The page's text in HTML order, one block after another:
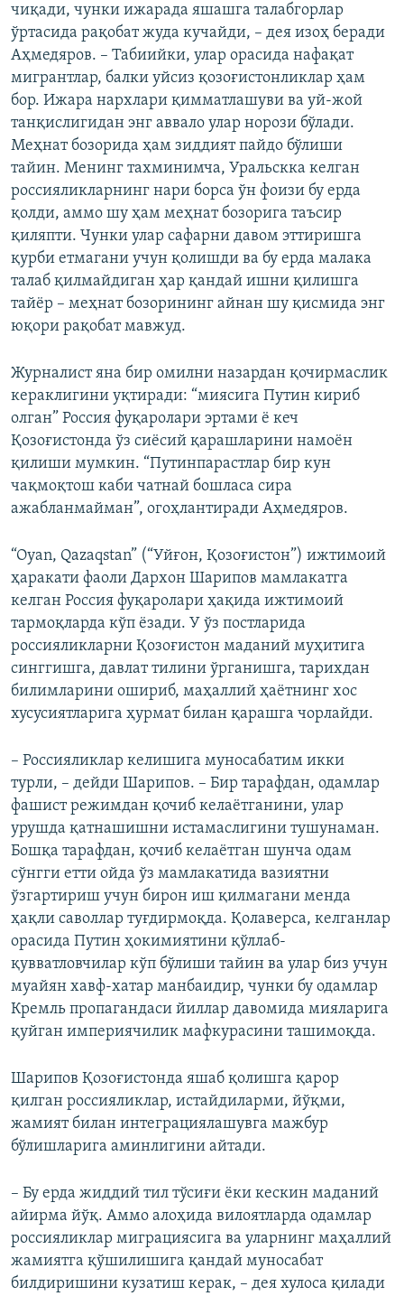
чиқади, чунки ижарада яшашга талабгорлар
ўртасида рақобат жуда кучайди, – дея изоҳ беради
Аҳмедяров. – Табиийки, улар орасида нафақат
мигрантлар, балки уйсиз қозоғистонликлар ҳам
бор. Ижара нархлари қимматлашуви ва уй-жой
танқислигидан энг аввало улар норози бўлади.
Меҳнат бозорида ҳам зиддият пайдо бўлиши
тайин. Менинг тахминимча, Уральскка келган
россияликларнинг нари борса ўн фоизи бу ерда
қолди, аммо шу ҳам меҳнат бозорига таъсир
қиляпти. Чунки улар сафарни давом эттиришга
қурби етмагани учун қолишди ва бу ерда малака
талаб қилмайдиган ҳар қандай ишни қилишга
тайёр – меҳнат бозорининг айнан шу қисмида энг
юқори рақобат мавжуд.
Журналист яна бир омилни назардан қочирмаслик
кераклигини уқтиради: “миясига Путин кириб
олган” Россия фуқаролари эртами ё кеч
Қозоғистонда ўз сиёсий қарашларини намоён
қилиши мумкин. “Путинпарастлар бир кун
чақмоқтош каби чатнай бошласа сира
ажабланмайман”, огоҳлантиради Аҳмедяров.
“Oyan, Qazaqstan” (“Уйғон, Қозоғистон”) ижтимоий
ҳаракати фаоли Дархон Шарипов мамлакатга
келган Россия фуқаролари ҳақида ижтимоий
тармоқларда кўп ёзади. У ўз постларида
россияликларни Қозоғистон маданий муҳитига
синггишга, давлат тилини ўрганишга, тарихдан
билимларини ошириб, маҳаллий ҳаётнинг хос
хусусиятларига ҳурмат билан қарашга чорлайди.
– Россияликлар келишига муносабатим икки
турли, – дейди Шарипов. – Бир тарафдан, одамлар
фашист режимдан қочиб келаётганини, улар
урушда қатнашишни истамаслигини тушунаман.
Бошқа тарафдан, қочиб келаётган шунча одам
сўнгги етти ойда ўз мамлакатида вазиятни
ўзгартириш учун бирон иш қилмагани менда
ҳақли саволлар туғдирмоқда. Қолаверса, келганлар
орасида Путин ҳокимиятини қўллаб-
қувватловчилар кўп бўлиши тайин ва улар биз учун
муайян хавф-хатар манбаидир, чунки бу одамлар
Кремль пропагандаси йиллар давомида мияларига
қуйган империячилик мафкурасини ташимоқда.
Шарипов Қозоғистонда яшаб қолишга қарор
қилган россияликлар, истайдиларми, йўқми,
жамият билан интеграциялашувга мажбур
бўлишларига аминлигини айтади.
– Бу ерда жиддий тил тўсиғи ёки кескин маданий
айирма йўқ. Аммо алоҳида вилоятларда одамлар
россияликлар миграциясига ва уларнинг маҳаллий
жамиятга қўшилишига қандай муносабат
билдиришини кузатиш керак, – дея хулоса қилади